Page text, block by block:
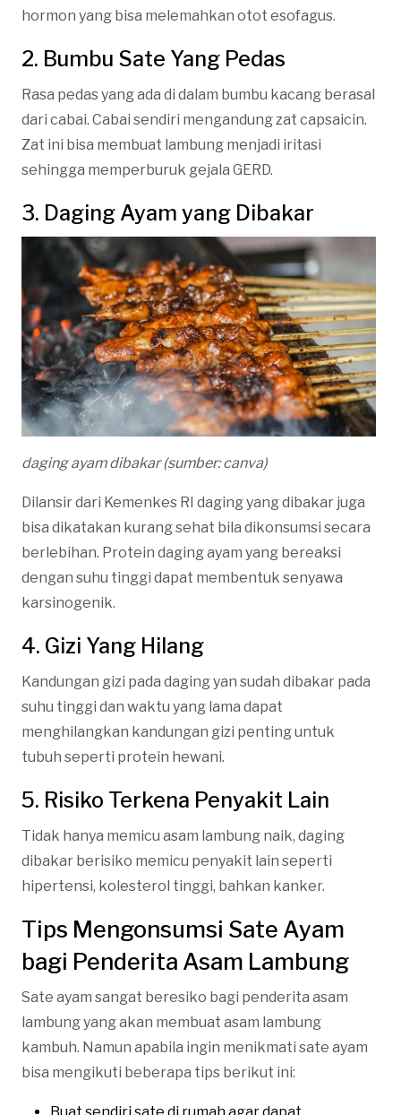
hormon yang bisa melemahkan otot esofagus.
2. Bumbu Sate Yang Pedas
Rasa pedas yang ada di dalam bumbu kacang berasal
dari cabai. Cabai sendiri mengandung zat capsaicin.
Zat ini bisa membuat lambung menjadi iritasi
sehingga memperburuk gejala GERD.
3. Daging Ayam yang Dibakar
daging ayam dibakar (sumber: canva)
Dilansir dari Kemenkes RI daging yang dibakar juga
bisa dikatakan kurang sehat bila dikonsumsi secara
berlebihan. Protein daging ayam yang bereaksi
dengan suhu tinggi dapat membentuk senyawa
karsinogenik.
4. Gizi Yang Hilang
Kandungan gizi pada daging yan sudah dibakar pada
suhu tinggi dan waktu yang lama dapat
menghilangkan kandungan gizi penting untuk
tubuh seperti protein hewani.
5. Risiko Terkena Penyakit Lain
Tidak hanya memicu asam lambung naik, daging
dibakar berisiko memicu penyakit lain seperti
hipertensi, kolesterol tinggi, bahkan kanker.
Tips Mengonsumsi Sate Ayam
bagi Penderita Asam Lambung
Sate ayam sangat beresiko bagi penderita asam
lambung yang akan membuat asam lambung
kambuh. Namun apabila ingin menikmati sate ayam
bisa mengikuti beberapa tips berikut ini: